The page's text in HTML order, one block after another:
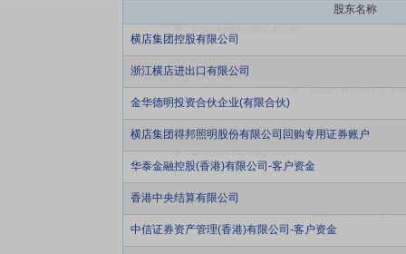
股东名称
横店集团控股有限公司
浙江横店进出口有限公司
金华德明投资合伙企业(有限合伙)
横店集团得邦照明股份有限公司回购专用证券账户
华泰金融控股(香港)有限公司-客户资金
香港中央结算有限公司
中信证券资产管理(香港)有限公司-客户资金